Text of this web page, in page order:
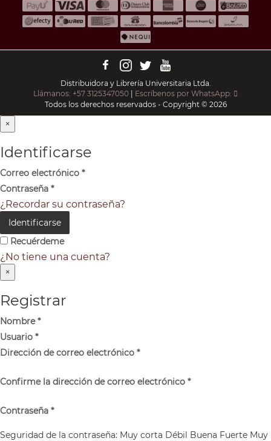
Distribuidora y Librería Universitaria Ltda.
Llámanos: +57 3125347050 | Escríbenos por WhatsApp:
Todos los derechos reservados - Copyright © 2026
×
Identificarse
Correo electrónico *
Contraseña *
¿Recordar su contraseña?
Identificarse
Recuérdeme
¿No tiene una cuenta?
×
Registrar
Nombre*
Usuario *
Dirección de correo electrónico *
Confirme la dirección de correo electrónico *
Contraseña *
Seguridad de la contraseña: Muy corta Débil Buena Fuerte Muy